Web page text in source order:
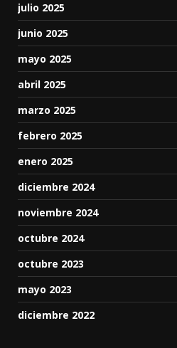
julio 2025
junio 2025
mayo 2025
abril 2025
marzo 2025
febrero 2025
enero 2025
diciembre 2024
noviembre 2024
octubre 2024
octubre 2023
mayo 2023
diciembre 2022